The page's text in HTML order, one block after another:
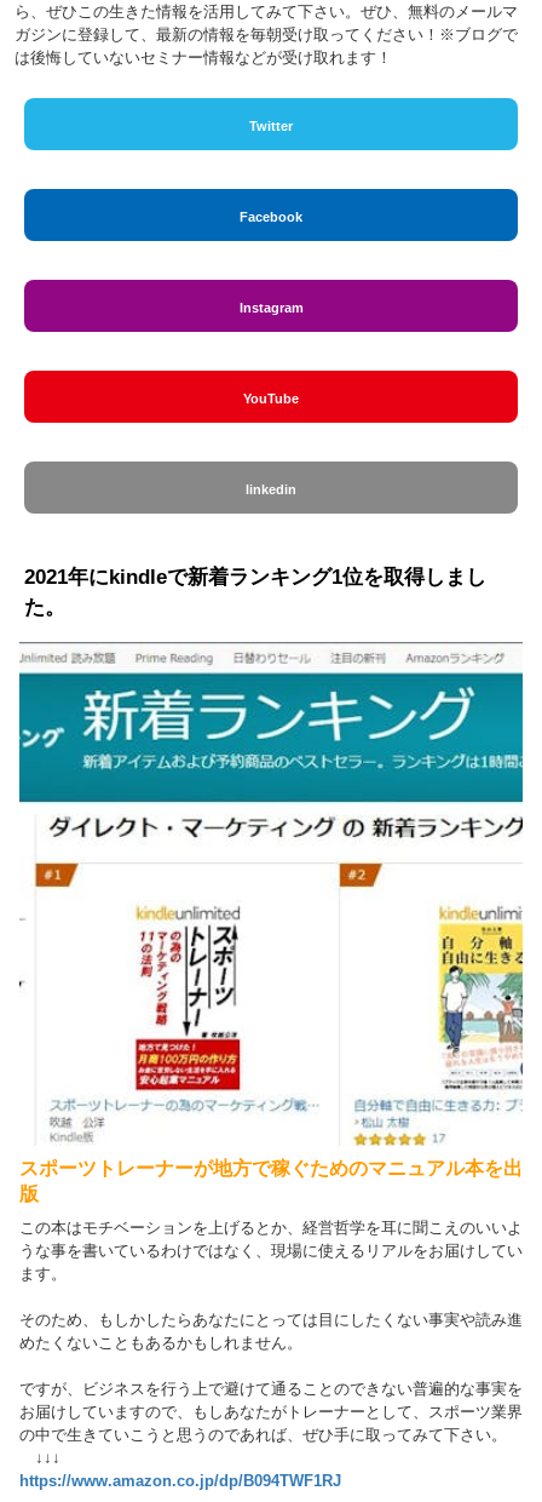
ら、ぜひこの生きた情報を活用してみて下さい。ぜひ、無料のメールマ
ガジンに登録して、最新の情報を毎朝受け取ってください！※ブログで
は後悔していないセミナー情報などが受け取れます！
Twitter
Facebook
Instagram
YouTube
linkedin
2021年にkindleで新着ランキング1位を取得しまし
た。
スポーツトレーナーが地方で稼ぐためのマニュアル本を出
版
この本はモチベーションを上げるとか、経営哲学を耳に聞こえのいいよ
うな事を書いているわけではなく、現場に使えるリアルをお届けしてい
ます。
そのため、もしかしたらあなたにとっては目にしたくない事実や読み進
めたくないこともあるかもしれません。
ですが、ビジネスを行う上で避けて通ることのできない普遍的な事実を
お届けしていますので、もしあなたがトレーナーとして、スポーツ業界
の中で生きていこうと思うのであれば、ぜひ手に取ってみて下さい。
↓↓↓
https://www.amazon.co.jp/dp/B094TWF1RJ